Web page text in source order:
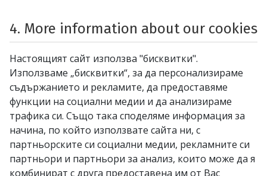
4. More information about our cookies
Настоящият сайт използва "бисквитки".
Използваме „бисквитки“, за да персонализираме
съдържанието и рекламите, да предоставяме
функции на социални медии и да анализираме
трафика си. Също така споделяме информация за
начина, по който използвате сайта ни, с
партньорските си социални медии, рекламните си
партньори и партньори за анализ, които може да я
комбинират с друга предоставена им от Вас